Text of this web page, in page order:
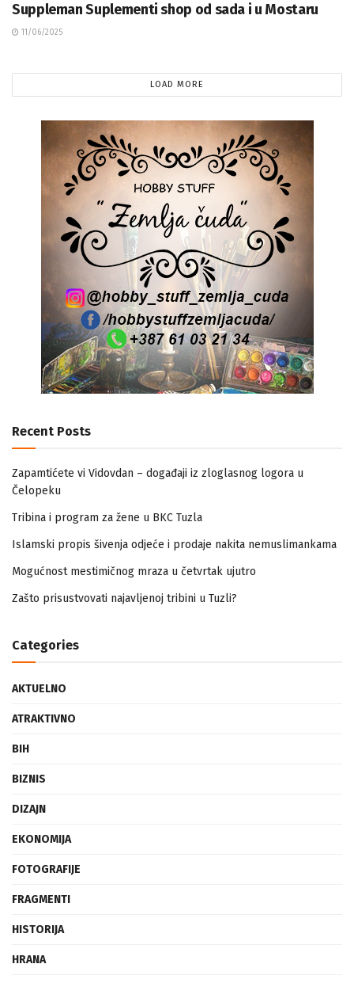
Suppleman Suplementi shop od sada i u Mostaru
11/06/2025
LOAD MORE
Recent Posts
Zapamtićete vi Vidovdan – događaji iz zloglasnog logora u
Čelopeku
Tribina i program za žene u BKC Tuzla
Islamski propis šivenja odjeće i prodaje nakita nemuslimankama
Mogućnost mestimičnog mraza u četvrtak ujutro
Zašto prisustvovati najavljenoj tribini u Tuzli?
Categories
AKTUELNO
ATRAKTIVNO
BIH
BIZNIS
DIZAJN
EKONOMIJA
FOTOGRAFIJE
FRAGMENTI
HISTORIJA
HRANA